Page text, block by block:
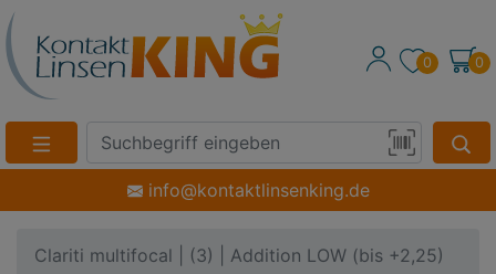
Suche
Eingabefeld
Produktsuche
Scan
0 0
info@kontaktlinsenking.de
Clariti multifocal | (3) | Addition LOW (bis +2,25)